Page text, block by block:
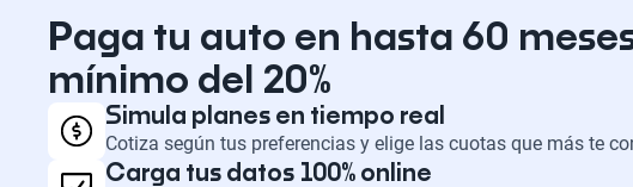
Paga tu auto en hasta 60
mínimo del 20%
Simula planes en tiempo real
Cotiza según tus preferencias y elige las cuotas que más te
Carga tus datos 100% online